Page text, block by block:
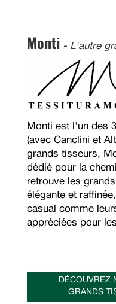
Monti - L'autre
Monti est l'un des
(avec Canclini et
grands tisseurs,
dédié pour la
retrouve les
élégante et
casual comme
appréciées pour
DÉCOUVREZ
GRANDS